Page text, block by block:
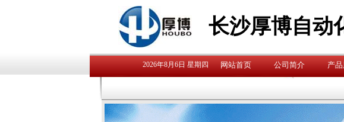
长沙厚博自动
2026年8月6日 星期四 网站首页 公司简介 产